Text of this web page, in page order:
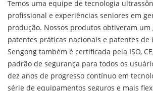
Temos uma equipe de tecnologia
profissional e experiências seniores em
produção. Nossos produtos obtiveram
patentes práticas nacionais e patentes de
Sengong também é certificada pela ISO,
padrão de segurança para todos os
dez anos de progresso contínuo em
série de equipamentos seguros e mais